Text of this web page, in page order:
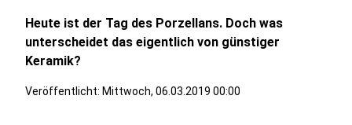
Heute ist der Tag des Porzellans. Doch was
unterscheidet das eigentlich von günstiger
Keramik?
Veröffentlicht: Mittwoch, 06.03.2019 00:00